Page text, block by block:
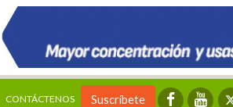
CONTÁCTENOS Suscríbete